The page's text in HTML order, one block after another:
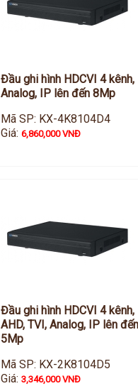
Đầu ghi hình HDCVI 4 kênh,
Analog, IP lên đến 8Mp
Mã SP: KX-4K8104D4
Giá:6,860,000 VNĐ
Đầu ghi hình HDCVI 4 kênh,
AHD, TVI, Analog, IP lên đến
5Mp
Mã SP: KX-2K8104D5
Giá:3,346,000 VNĐ